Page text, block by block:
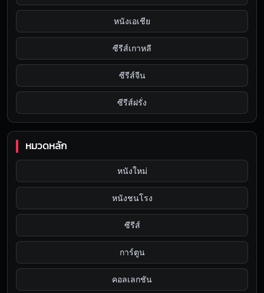
หนังเอเชีย
ซีรีส์เกาหลี
ซีรีส์จีน
ซีรีส์ฝรั่ง
หมวดหลัก
หนังใหม่
หนังชนโรง
ซีรีส์
การ์ตูน
คอลเลกชัน